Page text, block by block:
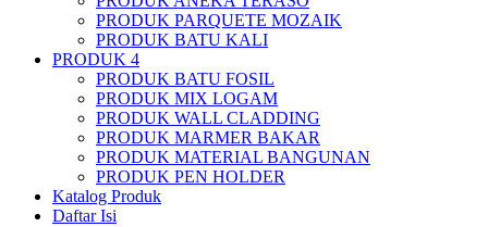
PRODUK PARQUETE MOZAIK
PRODUK BATU KALI
PRODUK 4
PRODUK BATU FOSIL
PRODUK MIX LOGAM
PRODUK WALL CLADDING
PRODUK MARMER BAKAR
PRODUK MATERIAL BANGUNAN
PRODUK PEN HOLDER
Katalog Produk
Daftar Isi